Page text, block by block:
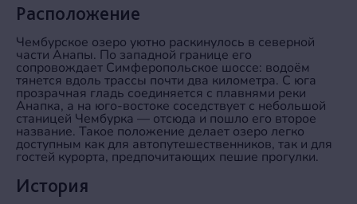
Расположение
Чембурское озеро уютно раскинулось в северной
части Анапы. По западной границе его
сопровождает Симферопольское шоссе: водоём
тянется вдоль трассы почти два километра. С юга
прозрачная гладь соединяется с плавнями реки
Анапка, а на юго‑востоке соседствует с небольшой
станицей Чембурка — отсюда и пошло его второе
название. Такое положение делает озеро легко
доступным как для автопутешественников, так и для
гостей курорта, предпочитающих пешие прогулки.
История